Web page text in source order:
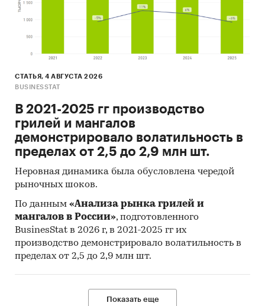
СТАТЬЯ, 4 АВГУСТА 2026
BUSINESSTAT
В 2021-2025 гг производство
грилей и мангалов
демонстрировало волатильность в
пределах от 2,5 до 2,9 млн шт.
Неровная динамика была обусловлена чередой
рыночных шоков.
По данным «Анализа рынка грилей и
мангалов в России», подготовленного
BusinesStat в 2026 г, в 2021-2025 гг их
производство демонстрировало волатильность в
пределах от 2,5 до 2,9 млн шт.
Показать еще